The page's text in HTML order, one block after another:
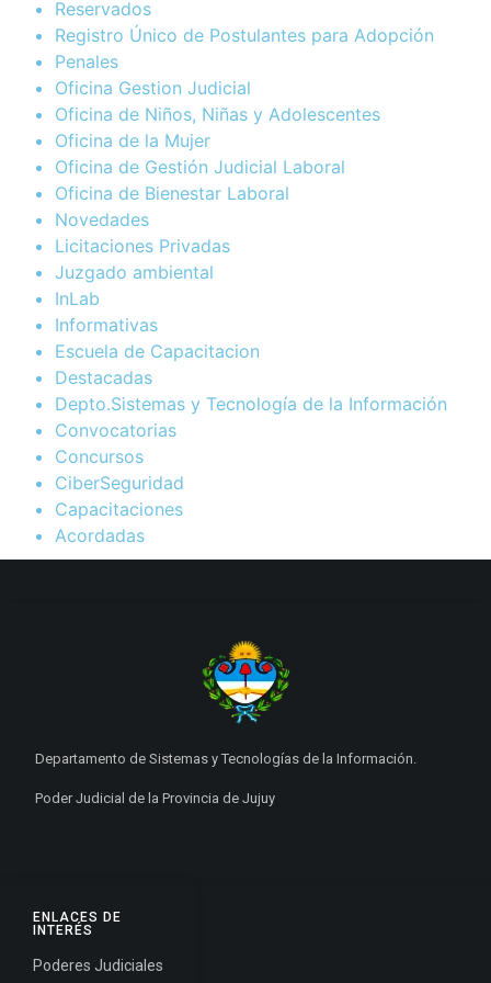
Reservados
Registro Único de Postulantes para Adopción
Penales
Oficina Gestion Judicial
Oficina de Niños, Niñas y Adolescentes
Oficina de la Mujer
Oficina de Gestión Judicial Laboral
Oficina de Bienestar Laboral
Novedades
Licitaciones Privadas
Juzgado ambiental
InLab
Informativas
Escuela de Capacitacion
Destacadas
Depto.Sistemas y Tecnología de la Información
Convocatorias
Concursos
CiberSeguridad
Capacitaciones
Acordadas
ENLACES DE
INTERÉS
Poderes Judiciales
Departamento de Sistemas y Tecnologías de la Información.
Poder Judicial de la Provincia de Jujuy